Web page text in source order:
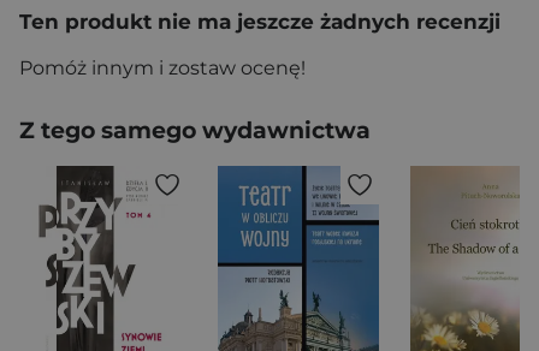
Ten produkt nie ma jeszcze żadnych recenzji
Pomóż innym i zostaw ocenę!
Z tego samego wydawnictwa